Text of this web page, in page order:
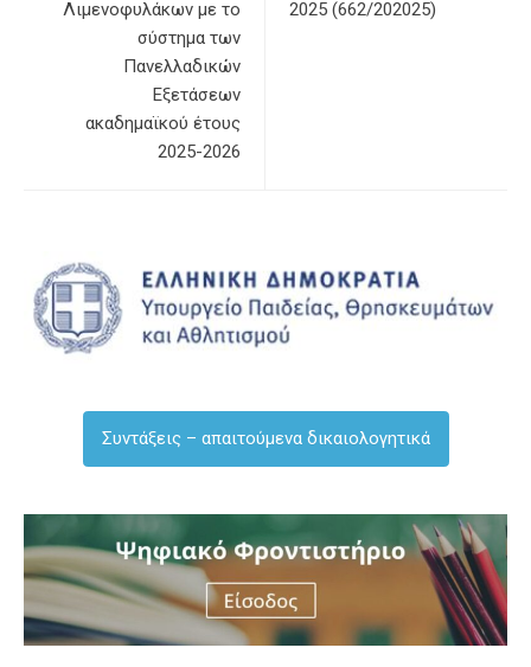
Λιμενοφυλάκων με το
σύστημα των
Πανελλαδικών
Εξετάσεων
ακαδημαϊκού έτους
2025-2026
2025 (662/202025)
Συντάξεις – απαιτούμενα δικαιολογητικά